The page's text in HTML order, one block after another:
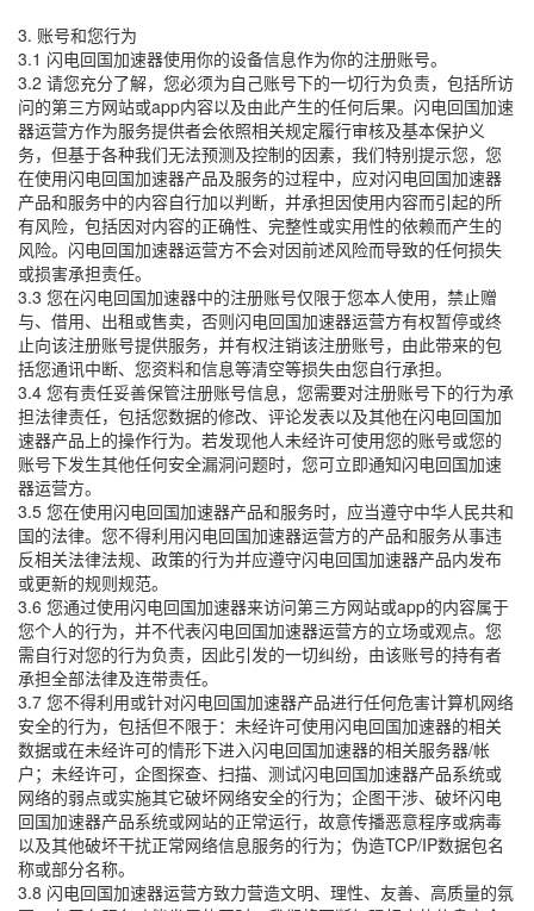
3. 账号和您行为
3.1 闪电回国加速器使用你的设备信息作为你的注册账号。
3.2 请您充分了解，您必须为自己账号下的一切行为负责，包括所访
问的第三方网站或app内容以及由此产生的任何后果。闪电回国加速
器运营方作为服务提供者会依照相关规定履行审核及基本保护义
务，但基于各种我们无法预测及控制的因素，我们特别提示您，您
在使用闪电回国加速器产品及服务的过程中，应对闪电回国加速器
产品和服务中的内容自行加以判断，并承担因使用内容而引起的所
有风险，包括因对内容的正确性、完整性或实用性的依赖而产生的
风险。闪电回国加速器运营方不会对因前述风险而导致的任何损失
或损害承担责任。
3.3 您在闪电回国加速器中的注册账号仅限于您本人使用，禁止赠
与、借用、出租或售卖，否则闪电回国加速器运营方有权暂停或终
止向该注册账号提供服务，并有权注销该注册账号，由此带来的包
括您通讯中断、您资料和信息等清空等损失由您自行承担。
3.4 您有责任妥善保管注册账号信息，您需要对注册账号下的行为承
担法律责任，包括您数据的修改、评论发表以及其他在闪电回国加
速器产品上的操作行为。若发现他人未经许可使用您的账号或您的
账号下发生其他任何安全漏洞问题时，您可立即通知闪电回国加速
器运营方。
3.5 您在使用闪电回国加速器产品和服务时，应当遵守中华人民共和
国的法律。您不得利用闪电回国加速器运营方的产品和服务从事违
反相关法律法规、政策的行为并应遵守闪电回国加速器产品内发布
或更新的规则规范。
3.6 您通过使用闪电回国加速器来访问第三方网站或app的内容属于
您个人的行为，并不代表闪电回国加速器运营方的立场或观点。您
需自行对您的行为负责，因此引发的一切纠纷，由该账号的持有者
承担全部法律及连带责任。
3.7 您不得利用或针对闪电回国加速器产品进行任何危害计算机网络
安全的行为，包括但不限于：未经许可使用闪电回国加速器的相关
数据或在未经许可的情形下进入闪电回国加速器的相关服务器/帐
户；未经许可，企图探查、扫描、测试闪电回国加速器产品系统或
网络的弱点或实施其它破坏网络安全的行为；企图干涉、破坏闪电
回国加速器产品系统或网站的正常运行，故意传播恶意程序或病毒
以及其他破坏干扰正常网络信息服务的行为；伪造TCP/IP数据包名
称或部分名称。
3.8 闪电回国加速器运营方致力营造文明、理性、友善、高质量的氛